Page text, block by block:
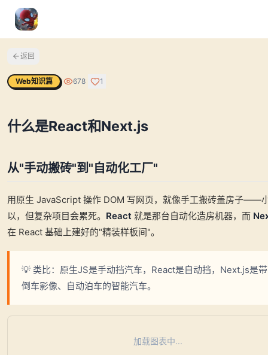
返回
Web知识篇 678 1
什么是React和Next.js
从"手动搬砖"到"自动化工厂"
用原生 JavaScript 操作 DOM 写网页，就像手工搬砖盖房子——
以，但复杂项目会累死。 React 就是那台自动化造房机器，而
在 React 基础上建好的"精装样板间"。
💡 类比：原生JS是手动挡汽车，React是自动挡，Next.js是
倒车影像、自动泊车的智能汽车。
加载图表中...